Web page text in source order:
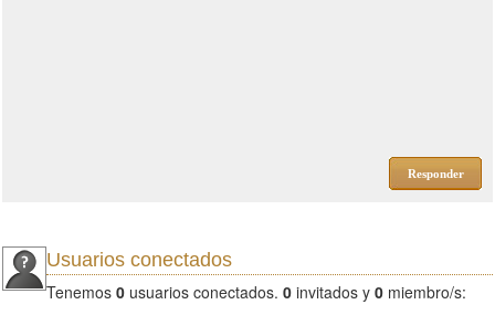
Responder
Usuarios conectados
Tenemos 0 usuarios conectados. 0 invitados y 0 miembro/s: